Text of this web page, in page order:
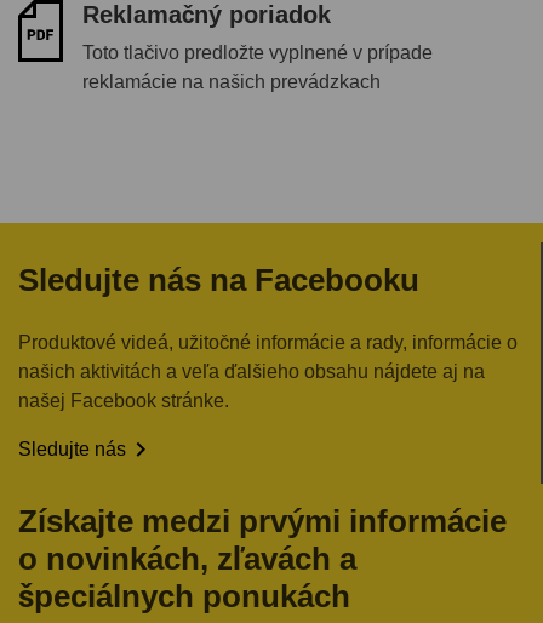
Reklamačný poriadok
Toto tlačivo predložte vyplnené v prípade
reklamácie na našich prevádzkach
Sledujte nás na Facebooku
Produktové videá, užitočné informácie a rady, informácie o
našich aktivitách a veľa ďalšieho obsahu nájdete aj na
našej Facebook stránke.
Sledujte nás 
Získajte medzi prvými informácie
o novinkách, zľavách a
špeciálnych ponukách